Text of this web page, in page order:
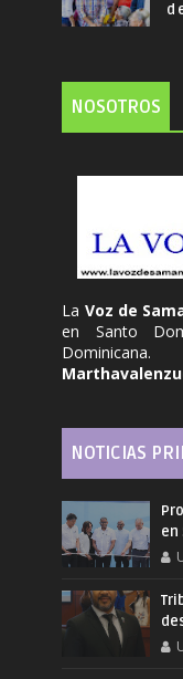
NOSOTROS
La Voz de
en Santo
Dominicana.
NOTICIAS
en